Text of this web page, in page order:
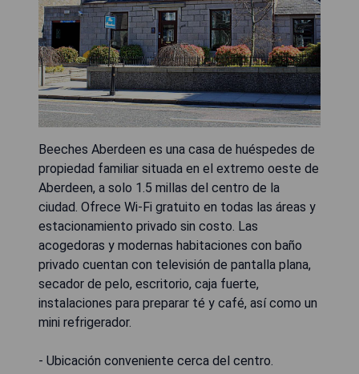
Beeches Aberdeen es una casa de huéspedes de
propiedad familiar situada en el extremo oeste de
Aberdeen, a solo 1.5 millas del centro de la
ciudad. Ofrece Wi-Fi gratuito en todas las áreas y
estacionamiento privado sin costo. Las
acogedoras y modernas habitaciones con baño
privado cuentan con televisión de pantalla plana,
secador de pelo, escritorio, caja fuerte,
instalaciones para preparar té y café, así como un
mini refrigerador.
- Ubicación conveniente cerca del centro.